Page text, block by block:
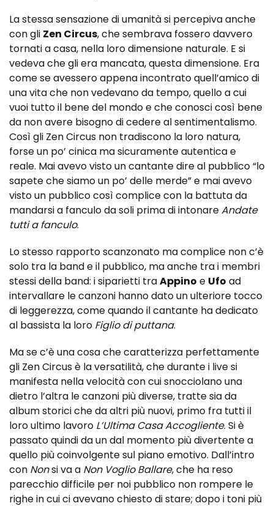
La stessa sensazione di umanità si percepiva anche
con gli Zen Circus, che sembrava fossero davvero
tornati a casa, nella loro dimensione naturale. E si
vedeva che gli era mancata, questa dimensione. Era
come se avessero appena incontrato quell’amico di
una vita che non vedevano da tempo, quello a cui
vuoi tutto il bene del mondo e che conosci così bene
da non avere bisogno di cedere al sentimentalismo.
Così gli Zen Circus non tradiscono la loro natura,
forse un po’ cinica ma sicuramente autentica e
reale. Mai avevo visto un cantante dire al pubblico “lo
sapete che siamo un po’ delle merde” e mai avevo
visto un pubblico così complice con la battuta da
mandarsi a fanculo da soli prima di intonareAndate
tutti a fanculo.
Lo stesso rapporto scanzonato ma complice non c’è
solo tra la band e il pubblico, ma anche tra i membri
stessi della band: i siparietti traAppino e Ufo ad
intervallare le canzoni hanno dato un ulteriore tocco
di leggerezza, come quando il cantante ha dedicato
al bassista la loro Figlio di puttana.
Ma se c’è una cosa che caratterizza perfettamente
gli Zen Circus è la versatilità, che durante i live si
manifesta nella velocità con cui snocciolano una
dietro l’altra le canzoni più diverse, tratte sia da
album storici che da altri più nuovi, primo fra tutti il
loro ultimo lavoro L’Ultima Casa Accogliente. Si è
passato quindi da un dal momento più divertente a
quello più coinvolgente sul piano emotivo. Dall’intro
con Nonsi va a Non Voglio Ballare, che ha reso
parecchio difficile per noi pubblico non rompere le
righe in cui ci avevano chiesto di stare; dopo i toni più